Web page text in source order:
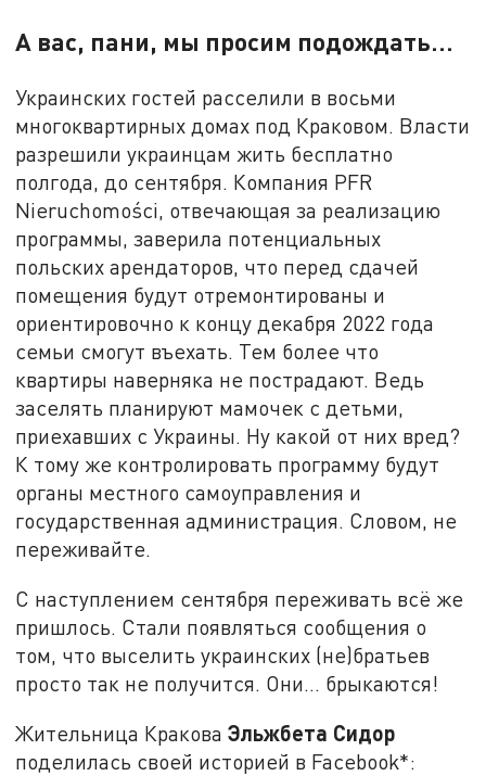
А вас, пани, мы просим подождать…
Украинских гостей расселили в восьми
многоквартирных домах под Краковом. Власти
разрешили украинцам жить бесплатно
полгода, до сентября. Компания PFR
Nieruchomości, отвечающая за реализацию
программы, заверила потенциальных
польских арендаторов, что перед сдачей
помещения будут отремонтированы и
ориентировочно к концу декабря 2022 года
семьи смогут въехать. Тем более что
квартиры наверняка не пострадают. Ведь
заселять планируют мамочек с детьми,
приехавших с Украины. Ну какой от них вред?
К тому же контролировать программу будут
органы местного самоуправления и
государственная администрация. Словом, не
переживайте.
С наступлением сентября переживать всё же
пришлось. Стали появляться сообщения о
том, что выселить украинских (не)братьев
просто так не получится. Они… брыкаются!
Жительница КраковаЭльжбета Сидор
поделилась своей историей в Facebook*: